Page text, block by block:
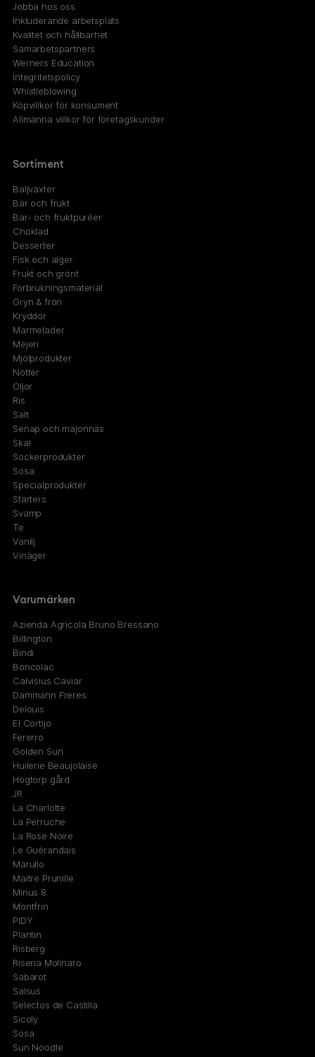
Jobba hos oss
Inkluderande arbetsplats
Kvalitet och hållbarhet
Samarbetspartners
Werners Education
Integritetspolicy
Whistleblowing
Köpvillkor för konsument
Allmänna villkor för företagskunder
Sortiment
Baljväxter
Bär och frukt
Bär- och fruktpuréer
Choklad
Desserter
Fisk och alger
Frukt och grönt
Förbrukningsmaterial
Gryn & frön
Kryddor
Marmelader
Mejeri
Mjölprodukter
Nötter
Oljor
Ris
Salt
Senap och majonnäs
Skal
Sockerprodukter
Sosa
Specialprodukter
Starters
Svamp
Te
Vanilj
Vinäger
Varumärken
Azienda Agricola Bruno Bressano
Billington
Bindi
Boncolac
Calvisius Caviar
Dammann Freres
Delouis
El Cortijo
Fererro
Golden Sun
Huilerie Beaujolaise
Högtorp gård
JR
La Charlotte
La Perruche
La Rose Noire
Le Guérandais
Marullo
Maitre Prunille
Minus 8
Montfrin
PIDY
Plantin
Risberg
Riseria Molinaro
Sabarot
Salsus
Selectos de Castilla
Sicoly
Sosa
Sun Noodle